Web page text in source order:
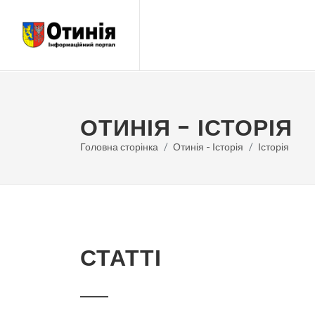
ОТИНІЯ - ІСТОРІЯ
Головна сторінка Отинія - Історія Історія
СТАТТІ